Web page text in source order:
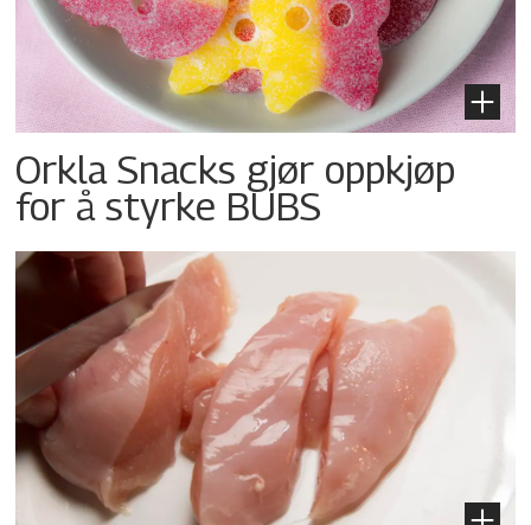
Orkla Snacks gjør oppkjøp
for å styrke BUBS